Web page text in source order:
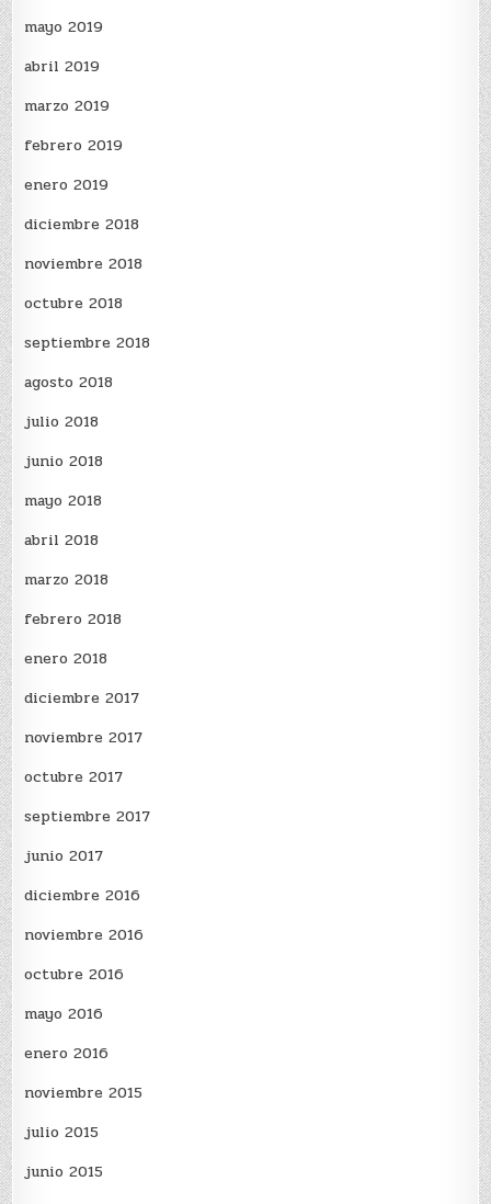
mayo 2019
abril 2019
marzo 2019
febrero 2019
enero 2019
diciembre 2018
noviembre 2018
octubre 2018
septiembre 2018
agosto 2018
julio 2018
junio 2018
mayo 2018
abril 2018
marzo 2018
febrero 2018
enero 2018
diciembre 2017
noviembre 2017
octubre 2017
septiembre 2017
junio 2017
diciembre 2016
noviembre 2016
octubre 2016
mayo 2016
enero 2016
noviembre 2015
julio 2015
junio 2015